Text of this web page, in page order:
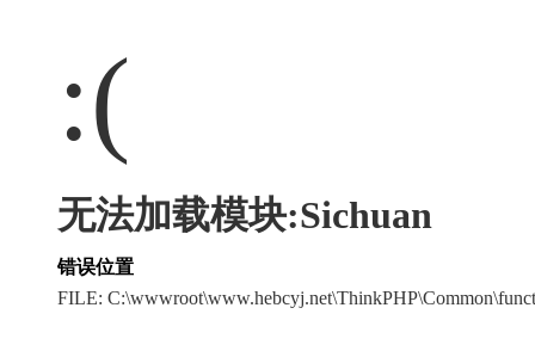
:(
无法加载模块:Sichuan
错误位置
FILE: